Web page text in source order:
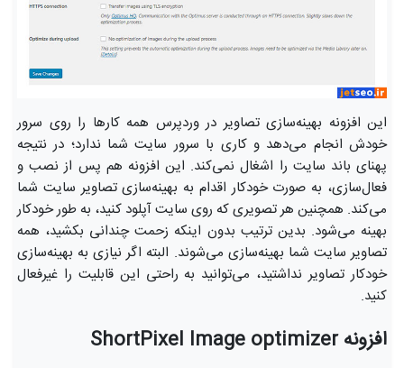
این افزونه بهینه‌سازی تصاویر در وردپرس همه کارها را روی سرور
خودش انجام می‌دهد و کاری با سرور سایت شما ندارد؛ در نتیجه
پهنای باند سایت را اشغال نمی‌کند. این افزونه هم پس از نصب و
فعال‌سازی، به ‌صورت خودکار اقدام به بهینه‌سازی تصاویر سایت شما
می‌کند. همچنین هر تصویری که روی سایت آپلود کنید، به طور خودکار
بهینه می‌شود. بدین ترتیب بدون اینکه زحمت چندانی بکشید، همه
تصاویر سایت شما بهینه‌سازی می‌شوند. البته اگر نیازی به بهینه‌سازی
خودکار تصاویر نداشتید، می‌توانید به ‌راحتی این قابلیت را غیرفعال
کنید.
افزونه ShortPixel Image optimizer